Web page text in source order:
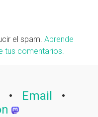
el spam. Aprende
tus comentarios.
• Email
•